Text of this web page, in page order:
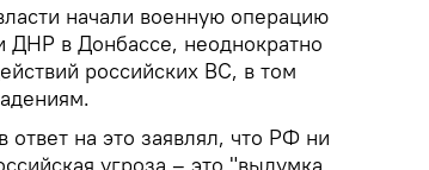
начали военную операцию
в Донбассе, неоднократно
российских ВС, в том
на это заявлял, что РФ ни
угроза – это "выдумка